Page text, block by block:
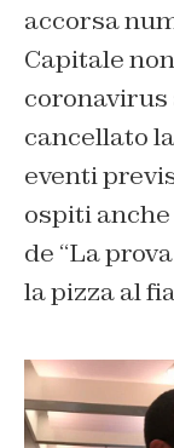
accorsa
Capitale
cancellato
eventi
ospiti
de “La
la pizza al